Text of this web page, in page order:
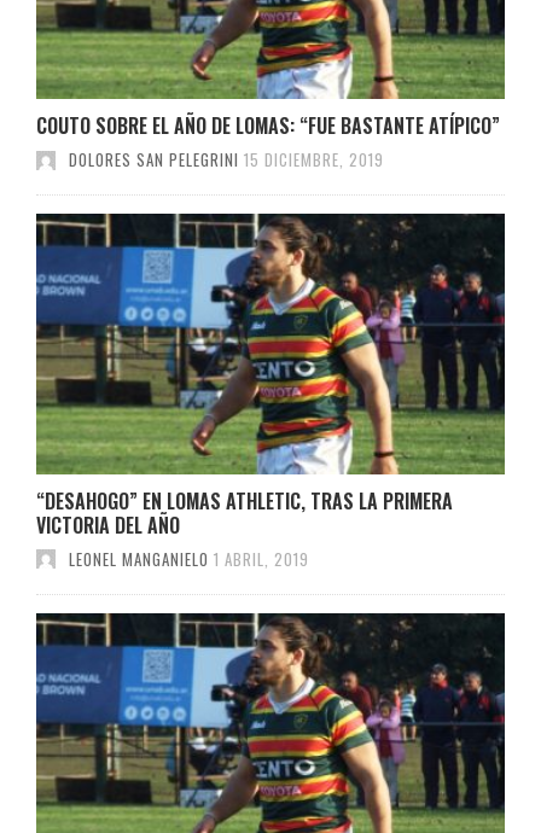
COUTO SOBRE EL AÑO DE LOMAS: “FUE BASTANTE ATÍPICO”
DOLORES SAN PELEGRINI 15 DICIEMBRE, 2019
“DESAHOGO” EN LOMAS ATHLETIC, TRAS LA PRIMERA
VICTORIA DEL AÑO
LEONEL MANGANIELO 1 ABRIL, 2019